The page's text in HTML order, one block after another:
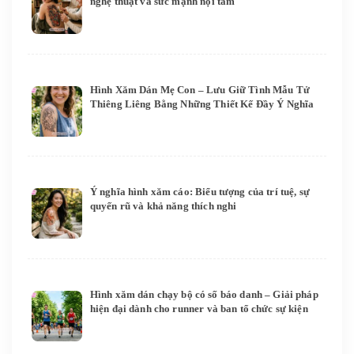
Hình Xăm Dán Mẹ Con – Lưu Giữ Tình Mẫu Tử
Thiêng Liêng Bằng Những Thiết Kế Đầy Ý Nghĩa
Ý nghĩa hình xăm cáo: Biểu tượng của trí tuệ, sự
quyến rũ và khả năng thích nghi
Hình xăm dán chạy bộ có số báo danh – Giải pháp
hiện đại dành cho runner và ban tổ chức sự kiện